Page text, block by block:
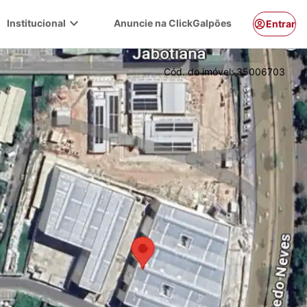
Institucional expand_more Anuncie na ClickGalpões Entrar
Cód. do imóvel: 35006703